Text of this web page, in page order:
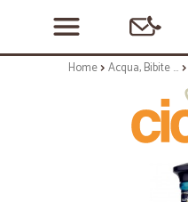
Home Acqua, Bibite e Alcolici